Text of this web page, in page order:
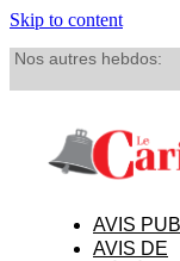
Skip to content
Nos autres hebdos:
AVIS
AVIS DE